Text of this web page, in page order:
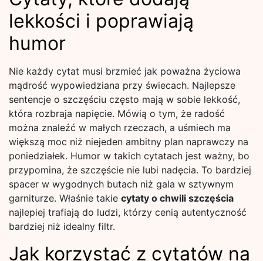
lekkości i poprawiają
humor
Nie każdy cytat musi brzmieć jak poważna życiowa
mądrość wypowiedziana przy świecach. Najlepsze
sentencje o szczęściu często mają w sobie lekkość,
która rozbraja napięcie. Mówią o tym, że radość
można znaleźć w małych rzeczach, a uśmiech ma
większą moc niż niejeden ambitny plan naprawczy na
poniedziałek. Humor w takich cytatach jest ważny, bo
przypomina, że szczęście nie lubi nadęcia. To bardziej
spacer w wygodnych butach niż gala w sztywnym
garniturze. Właśnie takie cytaty o chwili szczęścia
najlepiej trafiają do ludzi, którzy cenią autentyczność
bardziej niż idealny filtr.
Jak korzystać z cytatów na